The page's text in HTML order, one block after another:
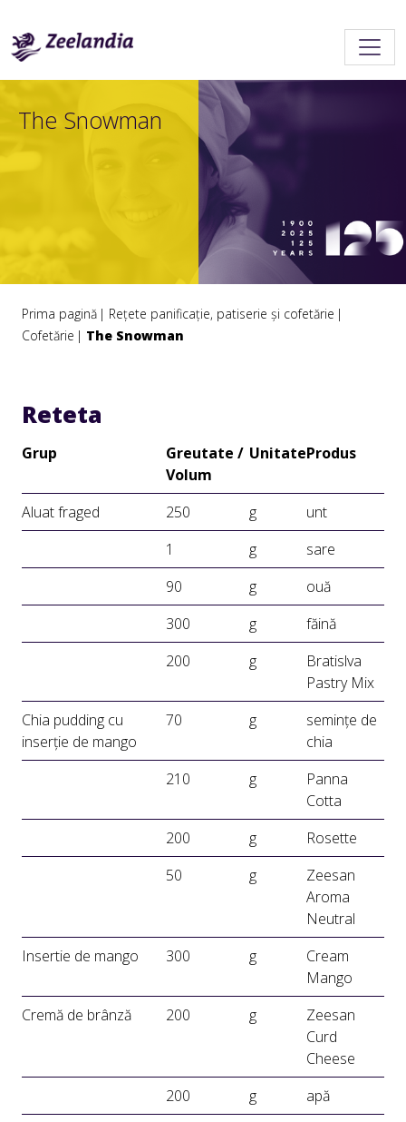
The Snowman
Prima pagină
Rețete panificație, patiserie și cofetărie
Cofetărie
The Snowman
Reteta
Grup
Greutate /
Volum
UnitateProdus
Aluat fraged 250 g
unt
1
g
sare
90
g
ouă
300
g
făină
200
g
Bratislva
Pastry Mix
Chia pudding cu
inserție de mango
70 g
semințe de
chia
210
g
Panna
Cotta
200
g
Rosette
50
g
Zeesan
Aroma
Neutral
Insertie de mango
300 g
Cream
Mango
Cremă de brânză
200 g
Zeesan
Curd
Cheese
200
g
apă